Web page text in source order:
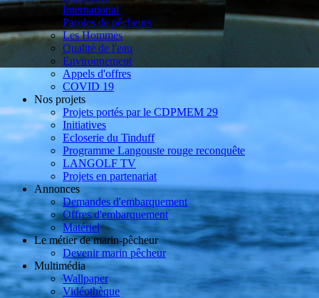
International
Paroles de pêcheurs
Les Hommes
Qualité de l'eau
Environnement
Appels d'offres
COVID 19
Nos projets
Projets portés par le CDPMEM 29
Initiatives
Ecloserie du Tinduff
Programme Langouste rouge reconquête
LANGOLF TV
Projets en partenariat
Annonces
Demandes d'embarquement
Offres d'embarquement
Matériel
Le métier de marin-pêcheur
Devenir marin pêcheur
Multimédia
Wallpaper
Vidéothèque